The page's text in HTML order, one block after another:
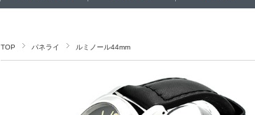
TOP パネライ ルミノール44mm